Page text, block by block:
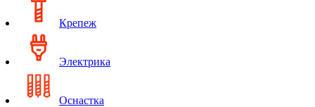
Крепеж
Электрика
Оснастка